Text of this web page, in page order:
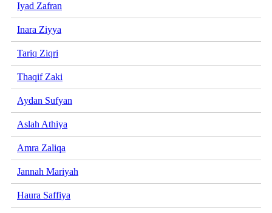
Iyad Zafran
Inara Ziyya
Tariq Ziqri
Thaqif Zaki
Aydan Sufyan
Aslah Athiya
Amra Zaliqa
Jannah Mariyah
Haura Saffiya